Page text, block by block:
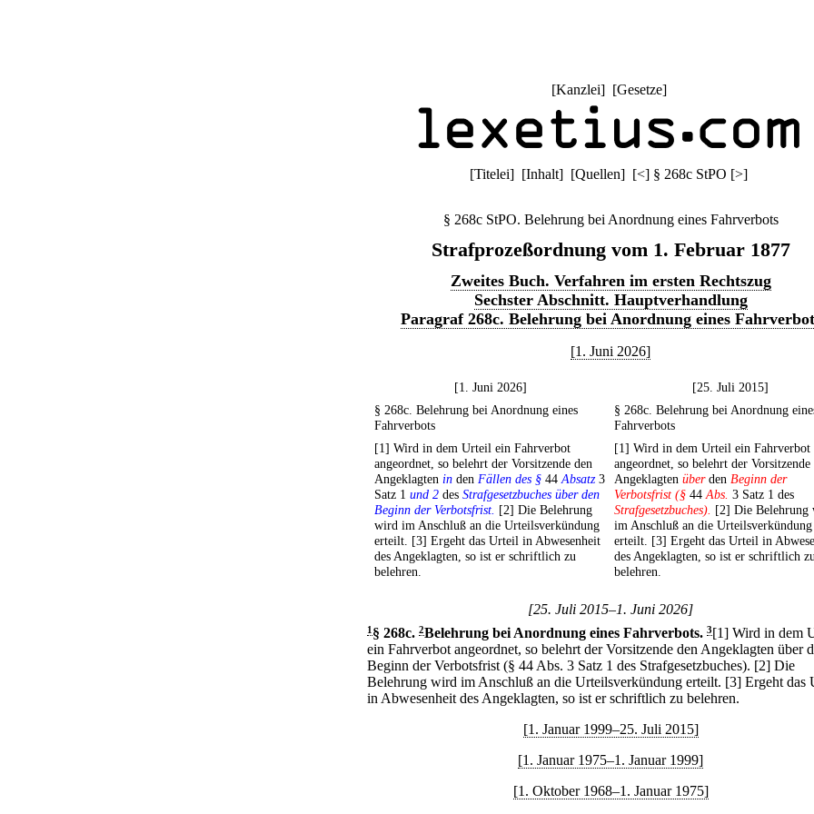
[Kanzlei] [Gesetze]
[Titelei] [Inhalt] [Quellen] [<] § 268c StPO [>]
§ 268c StPO. Belehrung bei Anordnung eines Fahrverbots
Strafprozeßordnung vom 1. Februar 1877
Zweites Buch. Verfahren im ersten Rechtszug
Sechster Abschnitt. Hauptverhandlung
Paragraf 268c. Belehrung bei Anordnung eines
[1. Juni 2026]
[1. Juni 2026]
[25. Juli 2015]
§ 268c. Belehrung bei Anordnung eines
Fahrverbots
§ 268c. Belehrung bei Anordnung
Fahrverbots
[1] Wird in dem Urteil ein Fahrverbot
angeordnet, so belehrt der Vorsitzende den
Angeklagten in den Fällen des § 44Absatz3
Satz 1 und 2 des Strafgesetzbuches über den
Beginn der Verbotsfrist. [2] Die Belehrung
wird im Anschluß an die Urteilsverkündung
erteilt. [3] Ergeht das Urteil in Abwesenheit
des Angeklagten, so ist er schriftlich zu
belehren.
[1] Wird in dem Urteil ein Fahrverbot
angeordnet, so belehrt der Vorsitzende
Angeklagten überden Beginn der
Verbotsfrist (§ 44Abs. 3 Satz 1 des
Strafgesetzbuches). [2] Die Belehrung
im Anschluß an die Urteilsverkündung
erteilt. [3] Ergeht das Urteil in
des Angeklagten, so ist er schriftlich
belehren.
[25. Juli 2015–1. Juni 2026]
1§ 268c. 2Belehrung bei Anordnung eines Fahrverbots. 3[1] Wird in dem
ein Fahrverbot angeordnet, so belehrt der Vorsitzende den Angeklagten über
Beginn der Verbotsfrist (§ 44 Abs. 3 Satz 1 des Strafgesetzbuches). [2] Die
Belehrung wird im Anschluß an die Urteilsverkündung erteilt. [3] Ergeht das
in Abwesenheit des Angeklagten, so ist er schriftlich zu belehren.
[1. Januar 1999–25. Juli 2015]
[1. Januar 1975–1. Januar 1999]
[1. Oktober 1968–1. Januar 1975]